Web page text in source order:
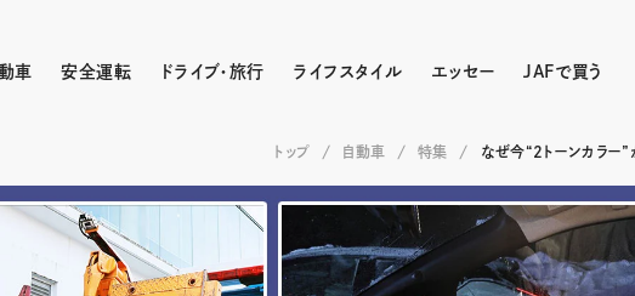
車 安全運転 ドライブ・旅行 ライフスタイル エッセー JAFで買う
トップ 自動車 特集